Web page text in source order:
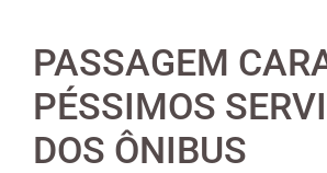
PASSAGEM
PÉSSIMOS
DOS ÔNIBUS